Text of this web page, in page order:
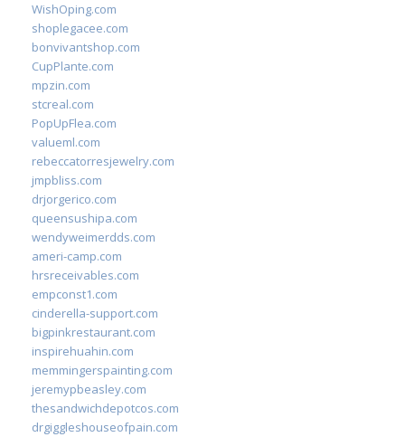
WishOping.com
shoplegacee.com
bonvivantshop.com
CupPlante.com
mpzin.com
stcreal.com
PopUpFlea.com
valueml.com
rebeccatorresjewelry.com
jmpbliss.com
drjorgerico.com
queensushipa.com
wendyweimerdds.com
ameri-camp.com
hrsreceivables.com
empconst1.com
cinderella-support.com
bigpinkrestaurant.com
inspirehuahin.com
memmingerspainting.com
jeremypbeasley.com
thesandwichdepotcos.com
drgiggleshouseofpain.com